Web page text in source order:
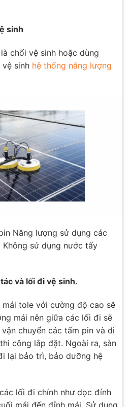
sinh
chổi vệ sinh hoặc dùng
sinh hệ thống năng lượng
Năng lượng sử dụng các
Không sử dụng nước tẩy
và lối đi vệ sinh.
tole với cường độ cao sẽ
mái nên giữa các lối đi sẽ
chuyển các tấm pin và di
công lắp đặt. Ngoài ra, sàn
lại bảo trì, bảo dưỡng hệ
lối đi chính như dọc đỉnh
mái đến đỉnh mái. Sử dụng